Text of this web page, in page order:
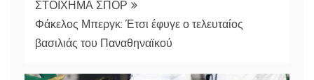
ΣΤΟΙΧΗΜΑ ΣΠΟΡ
Φάκελος Μπεργκ: Έτσι έφυγε ο τελευταίος
βασιλιάς του Παναθηναϊκού